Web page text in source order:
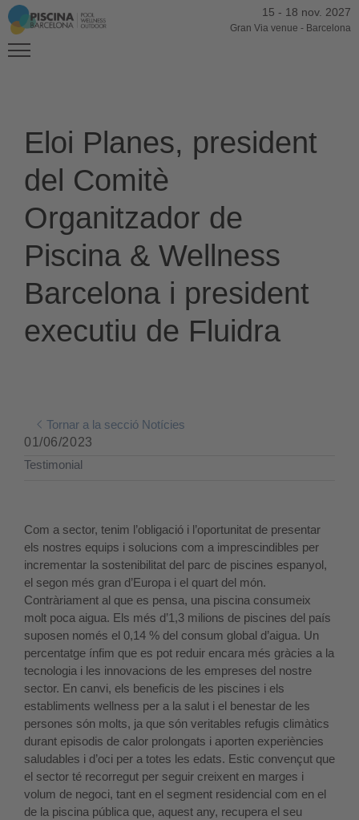
15 - 18 nov. 2027
Gran Via venue - Barcelona
Eloi Planes, president
del Comitè
Organitzador de
Piscina & Wellness
Barcelona i president
executiu de Fluidra
Tornar a la secció Notícies
01/06/2023
Testimonial
Com a sector, tenim l’obligació i l’oportunitat de presentar
els nostres equips i solucions com a imprescindibles per
incrementar la sostenibilitat del parc de piscines espanyol,
el segon més gran d’Europa i el quart del món.
Contràriament al que es pensa, una piscina consumeix
molt poca aigua. Els més d’1,3 milions de piscines del país
suposen només el 0,14 % del consum global d’aigua. Un
percentatge ínfim que es pot reduir encara més gràcies a la
tecnologia i les innovacions de les empreses del nostre
sector. En canvi, els beneficis de les piscines i els
establiments wellness per a la salut i el benestar de les
persones són molts, ja que són veritables refugis climàtics
durant episodis de calor prolongats i aporten experiències
saludables i d’oci per a totes les edats. Estic convençut que
el sector té recorregut per seguir creixent en marges i
volum de negoci, tant en el segment residencial com en el
de la piscina pública que, aquest any, recupera el seu